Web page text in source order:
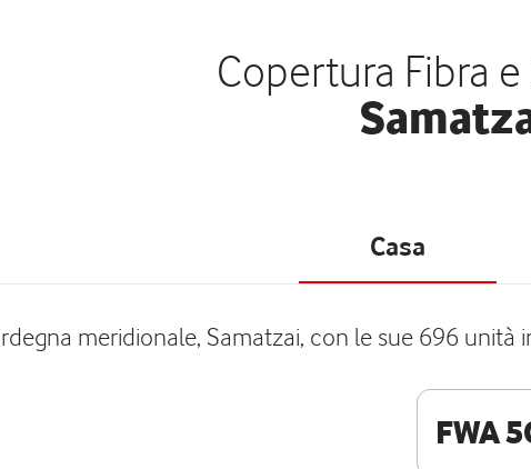
Copertura Fibra
Casa
meridionale, Samatzai, con le sue 696
FWA